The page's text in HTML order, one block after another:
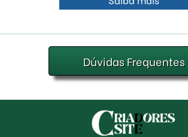
Dúvidas Frequentes